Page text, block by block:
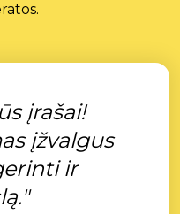
įrašai!
įžvalgus
ir